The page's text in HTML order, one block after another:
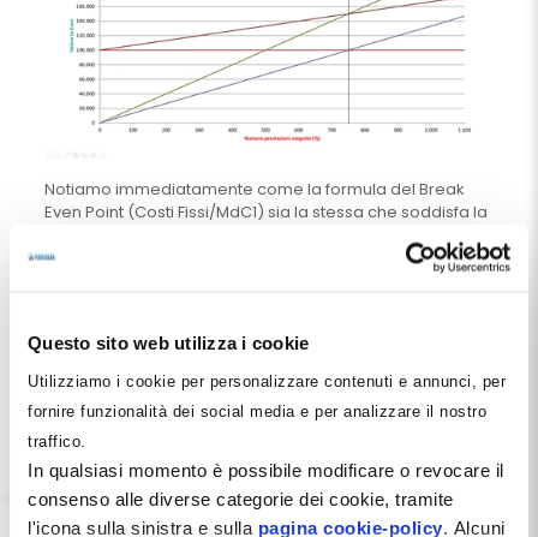
Questo sito web utilizza i cookie
Utilizziamo i cookie per personalizzare contenuti e annunci, per
fornire funzionalità dei social media e per analizzare il nostro
traffico.
In qualsiasi momento è possibile modificare o revocare il
consenso alle diverse categorie dei cookie, tramite
l'icona sulla sinistra e sulla pagina cookie-policy. Alcuni
Notiamo immediatamente come la formula del Break
Even Point (Costi Fissi/MdC1) sia la stessa che soddisfa la
nuove semirette introdotte
si incrociano esattamente
delle due precedenti rispetto alle
consente al MdC1 di raggiungere il valore dei Costi Fissi
ed ai Ricavi di raggiungere i Costi Totali.”
Alla luce di tutto quello che abbiamo detto finora, non
sorprenderà constatare che, per lo stesso valore di Q, la
semiretta dell’EBIT incrocia l’asse delle ascisse e si porta,
finalmente, in territorio positivo: